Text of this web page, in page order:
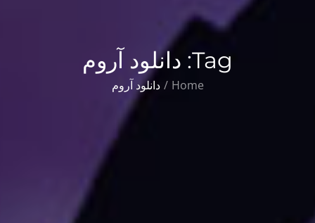
Tag: دانلود آروم
Home دانلود آروم